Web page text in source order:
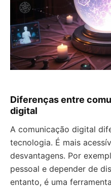
Diferenças entre
digital
A comunicação digital
tecnologia. É mais
desvantagens. Por
pessoal e depender de
entanto, é uma